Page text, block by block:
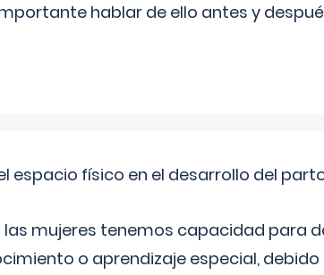
hablar de ello antes y
espacio físico en el desarrollo del
mujeres tenemos capacidad para
o aprendizaje especial, debido